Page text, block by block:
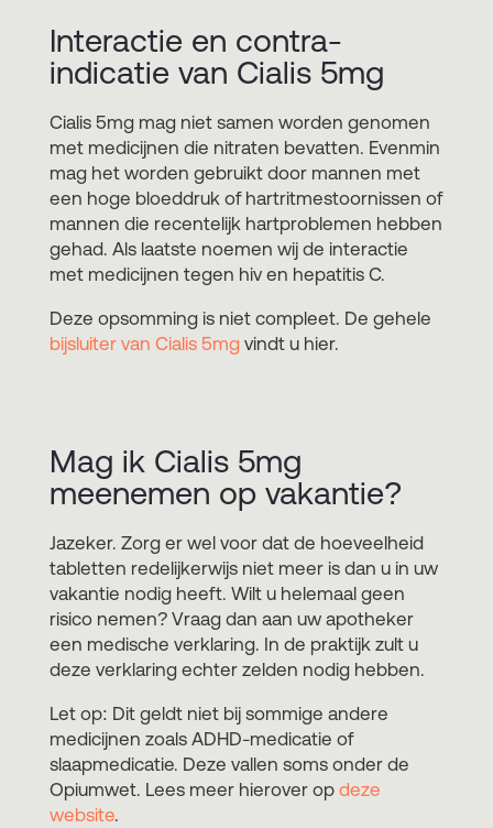
Interactie en contra-
indicatie van Cialis 5mg
Cialis 5mg mag niet samen worden genomen
met medicijnen die nitraten bevatten. Evenmin
mag het worden gebruikt door mannen met
een hoge bloeddruk of hartritmestoornissen of
mannen die recentelijk hartproblemen hebben
gehad. Als laatste noemen wij de interactie
met medicijnen tegen hiv en hepatitis C.
Deze opsomming is niet compleet. De gehele
bijsluiter van Cialis 5mgvindt u hier.
Mag ik Cialis 5mg
meenemen op vakantie?
Jazeker. Zorg er wel voor dat de hoeveelheid
tabletten redelijkerwijs niet meer is dan u in uw
vakantie nodig heeft. Wilt u helemaal geen
risico nemen? Vraag dan aan uw apotheker
een medische verklaring. In de praktijk zult u
deze verklaring echter zelden nodig hebben.
Let op: Dit geldt niet bij sommige andere
medicijnen zoals ADHD-medicatie of
slaapmedicatie. Deze vallen soms onder de
Opiumwet. Lees meer hierover op deze
website.